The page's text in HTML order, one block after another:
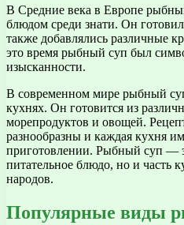
В Средние века в Европе
блюдом среди знати. Он
также добавлялись различные
это время рыбный суп был
изысканности.
В современном мире рыбный
кухнях. Он готовится из
морепродуктов и овощей.
разнообразны и каждая кухня
приготовлении. Рыбный суп —
питательное блюдо, но и часть
народов.
Популярные виды